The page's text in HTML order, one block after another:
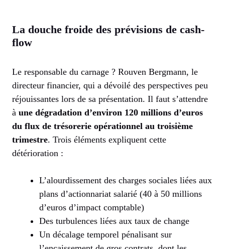
La douche froide des prévisions de cash-
flow
Le responsable du carnage ? Rouven Bergmann, le
directeur financier, qui a dévoilé des perspectives peu
réjouissantes lors de sa présentation. Il faut s’attendre
à une dégradation d’environ 120 millions d’euros
du flux de trésorerie opérationnel au troisième
trimestre. Trois éléments expliquent cette
détérioration :
L’alourdissement des charges sociales liées aux
plans d’actionnariat salarié (40 à 50 millions
d’euros d’impact comptable)
Des turbulences liées aux taux de change
Un décalage temporel pénalisant sur